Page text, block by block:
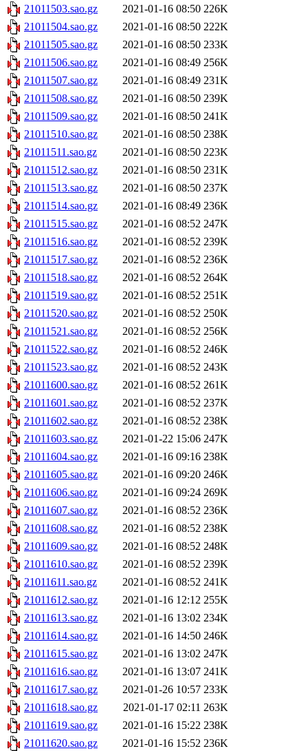
21011503.sao.gz
2021-01-16 08:50 226K
21011504.sao.gz
2021-01-16 08:50 222K
21011505.sao.gz
2021-01-16 08:50 233K
21011506.sao.gz
2021-01-16 08:49 256K
21011507.sao.gz
2021-01-16 08:49 231K
21011508.sao.gz
2021-01-16 08:50 239K
21011509.sao.gz
2021-01-16 08:50 241K
21011510.sao.gz
2021-01-16 08:50 238K
21011511.sao.gz
2021-01-16 08:50 223K
21011512.sao.gz
2021-01-16 08:50 231K
21011513.sao.gz
2021-01-16 08:50 237K
21011514.sao.gz
2021-01-16 08:49 236K
21011515.sao.gz
2021-01-16 08:52 247K
21011516.sao.gz
2021-01-16 08:52 239K
21011517.sao.gz
2021-01-16 08:52 236K
21011518.sao.gz
2021-01-16 08:52 264K
21011519.sao.gz
2021-01-16 08:52 251K
21011520.sao.gz
2021-01-16 08:52 250K
21011521.sao.gz
2021-01-16 08:52 256K
21011522.sao.gz
2021-01-16 08:52 246K
21011523.sao.gz
2021-01-16 08:52 243K
21011600.sao.gz
2021-01-16 08:52 261K
21011601.sao.gz
2021-01-16 08:52 237K
21011602.sao.gz
2021-01-16 08:52 238K
21011603.sao.gz
2021-01-22 15:06 247K
21011604.sao.gz
2021-01-16 09:16 238K
21011605.sao.gz
2021-01-16 09:20 246K
21011606.sao.gz
2021-01-16 09:24 269K
21011607.sao.gz
2021-01-16 08:52 236K
21011608.sao.gz
2021-01-16 08:52 238K
21011609.sao.gz
2021-01-16 08:52 248K
21011610.sao.gz
2021-01-16 08:52 239K
21011611.sao.gz
2021-01-16 08:52 241K
21011612.sao.gz
2021-01-16 12:12 255K
21011613.sao.gz
2021-01-16 13:02 234K
21011614.sao.gz
2021-01-16 14:50 246K
21011615.sao.gz
2021-01-16 13:02 247K
21011616.sao.gz
2021-01-16 13:07 241K
21011617.sao.gz
2021-01-26 10:57 233K
21011618.sao.gz
2021-01-17 02:11 263K
21011619.sao.gz
2021-01-16 15:22 238K
21011620.sao.gz
2021-01-16 15:52 236K